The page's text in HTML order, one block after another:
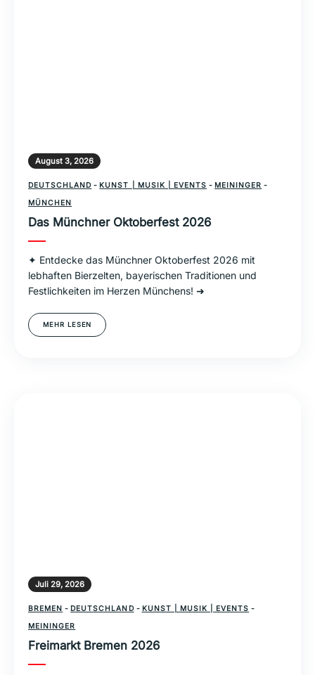
August 3, 2026
DEUTSCHLAND - KUNST | MUSIK | EVENTS - MEININGER -
MÜNCHEN
Das Münchner Oktoberfest 2026
✦ Entdecke das Münchner Oktoberfest 2026 mit
lebhaften Bierzelten, bayerischen Traditionen und
Festlichkeiten im Herzen Münchens! ➜
MEHR LESEN
Juli 29, 2026
BREMEN - DEUTSCHLAND- KUNST | MUSIK | EVENTS -
MEININGER
Freimarkt Bremen 2026